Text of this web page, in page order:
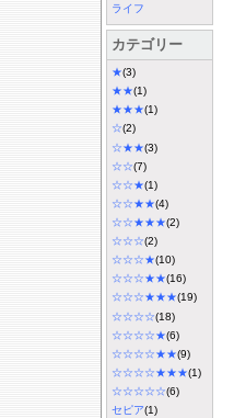
ライフ
カテゴリー
★(3)
★★(1)
★★★(1)
☆(2)
☆★★(3)
☆☆(7)
☆☆★(1)
☆☆★★(4)
☆☆★★★(2)
☆☆☆(2)
☆☆☆★(10)
☆☆☆★★(16)
☆☆☆★★★(19)
☆☆☆☆(18)
☆☆☆☆★(6)
☆☆☆☆★★(9)
☆☆☆☆★★★(1)
☆☆☆☆☆(6)
セピア(1)